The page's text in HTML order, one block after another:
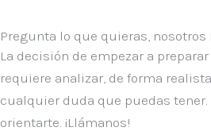
Pregunta lo que quieras, nosotros
La decisión de empezar a
requiere analizar, de forma
cualquier duda que puedas tener.
orientarte. ¡Llámanos!